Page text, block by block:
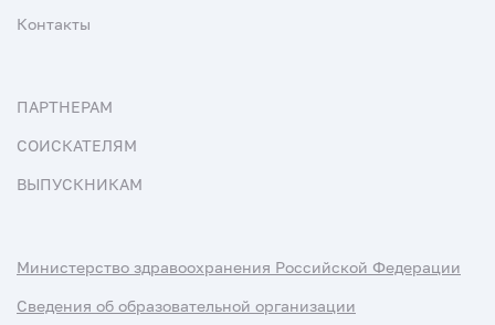
Контакты
ПАРТНЕРАМ
СОИСКАТЕЛЯМ
ВЫПУСКНИКАМ
Министерство здравоохранения Российской Федерации
Сведения об образовательной организации